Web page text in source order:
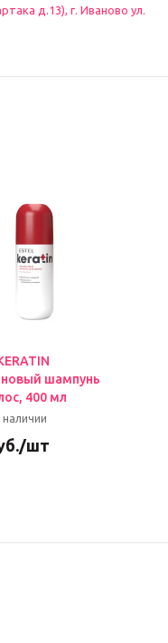
д.13), г. Иваново ул.
шампунь
400 мл
наличии
/шт